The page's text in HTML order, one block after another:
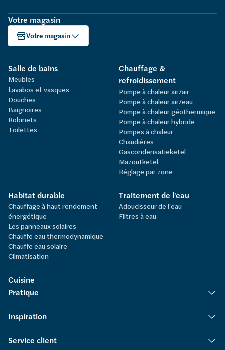
Votre magasin
Votre magasin
Salle de bains
Meubles
Lavabos et vasques
Douches
Baignoires
Robinets
Toilettes
Chauffage &
refroidissement
Pompe à chaleur air/air
Pompe à chaleur air/eau
Pompe à chaleur géothermique
Pompe à chaleur hybride
Pompes à chaleur
Chaudières
Gascondensatieketel
Mazoutketel
Réglage par zone
Habitat durable
Chauffage à haut rendement
énergétique
Les panneaux solaires
Chauffe eau thermodynamique
Chauffe eau solaire
Climatisation
Traitement de l'eau
Adoucisseur de l'eau
Filtres à eau
Cuisine
Pratique
Inspiration
Service client